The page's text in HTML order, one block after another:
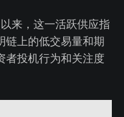
来，这一活跃供应指
链上的低交易量和期
者投机行为和关注度